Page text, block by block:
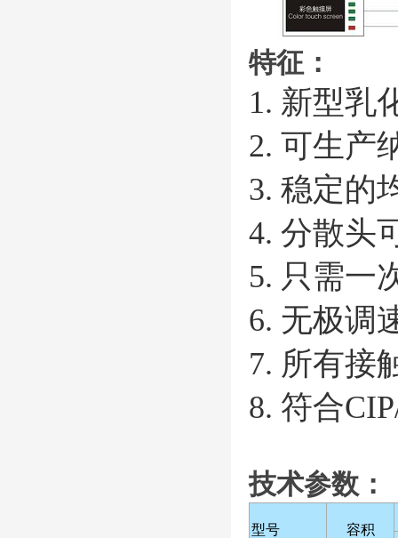
特征：
1. 新型乳
2. 可生产
3. 稳定的
4. 分散头
5. 只需一
6. 无极调
7. 所有接
8. 符合
技术参数：
型号 容积